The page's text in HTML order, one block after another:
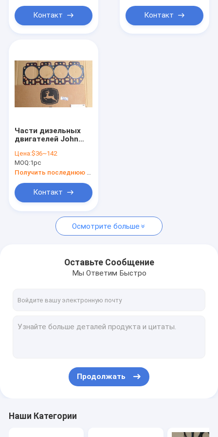
Части VM
Контакт Контакт
Части дизельных
двигателей John
головки цилиндров
для двигателей
John
Цена:$36~142
MOQ:1pc
Контакт
Осмотрите больше
Оставьте Сообщение
Мы Ответим Быстро
Продолжать
Наши Категории